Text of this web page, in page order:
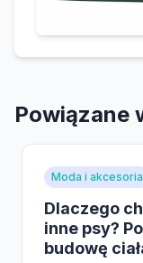
Powiązane
Moda i akcesoria
Dlaczego
inne psy?
budowę